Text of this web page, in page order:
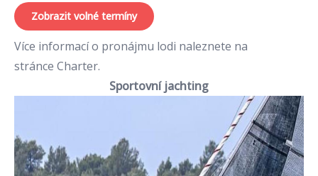
Zobrazit volné termíny
Více informací o pronájmu lodi naleznete na
stránce Charter.
Sportovní jachting